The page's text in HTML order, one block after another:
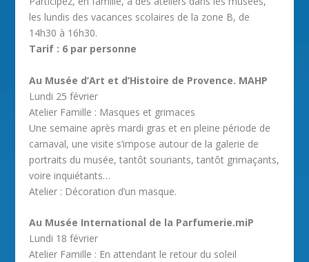
les lundis des vacances scolaires de la zone B, de
14h30 à 16h30.
Tarif : 6 par personne
Au Musée d’Art et d’Histoire de Provence. MAHP
Lundi 25 février
Atelier Famille : Masques et grimaces
Une semaine après mardi gras et en pleine période de
carnaval, une visite s’impose autour de la galerie de
portraits du musée, tantôt souriants, tantôt grimaçants,
voire inquiétants…
Atelier : Décoration d’un masque.
Au Musée International de la Parfumerie.miP
Lundi 18 février
Atelier Famille : En attendant le retour du soleil